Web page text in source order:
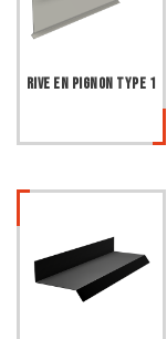
Rive en pignon type 1